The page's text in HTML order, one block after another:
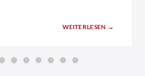
WEITERLESEN →